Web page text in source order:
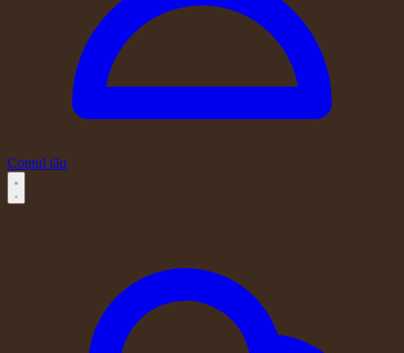
Contul tău